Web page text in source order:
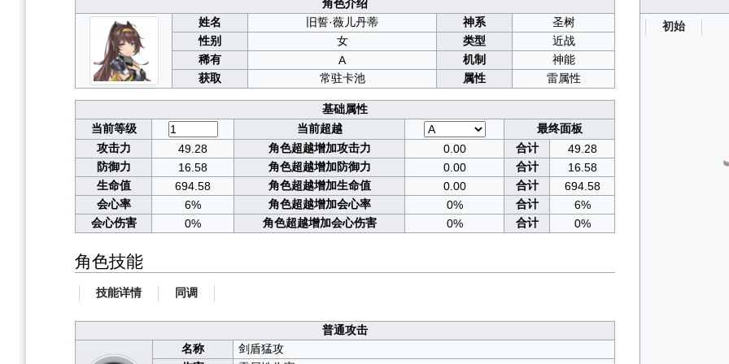
角色介绍
姓名
旧誓·薇儿丹蒂 神系
圣树
性别
女 类型
近战
稀有
A 机制
神能
获取
常驻卡池 属性 雷属性
基础属性
当前等级
当前超越
最终面板
攻击力
49.28 角色超越增加攻击力 0.00 合计
49.28
防御力
16.58 角色超越增加防御力 0.00 合计
16.58
生命值
694.58 角色超越增加生命值 0.00 合计
694.58
会心率
6% 角色超越增加会心率 0% 合计
6%
会心伤害
0% 角色超越增加会心伤害 0% 合计 0%
角色技能
技能详情 同调
普通攻击
名称
剑盾猛攻
初始